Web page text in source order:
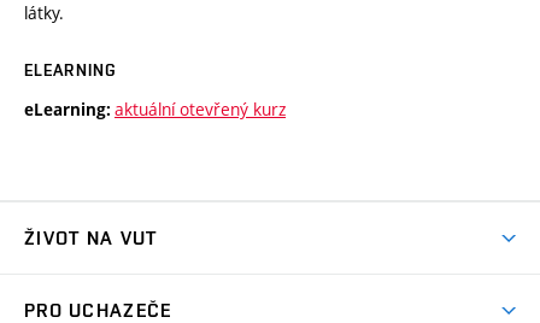
látky.
ELEARNING
eLearning: aktuální otevřený kurz
ŽIVOT NA VUT
PRO UCHAZEČE